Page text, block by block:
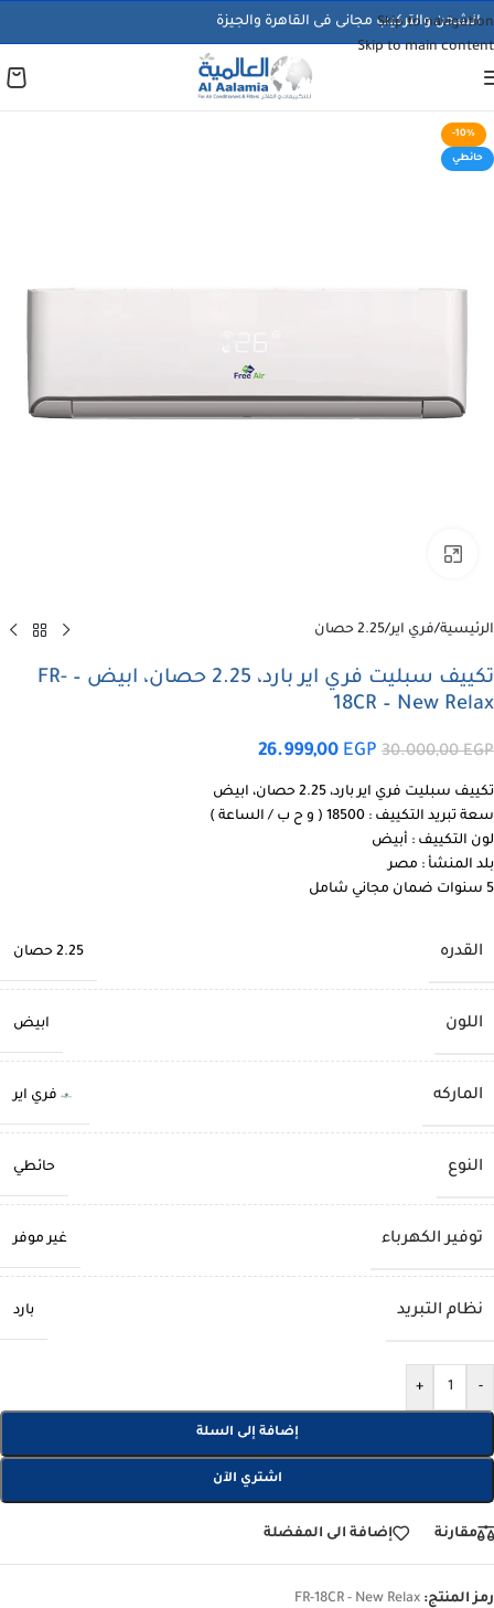
Skip to navigation
Skip to main content
الشحن والتركيب مجانى فى القاهرة والجيزة
-10%
حائطي
الرئيسية/فري اير/2.25 حصان
تكييف سبليت فري اير بارد، 2.25 حصان، ابيض – FR-
18CR – New Relax
30.000,00EGP
26.999,00 EGP
تكييف سبليت فري اير بارد، 2.25 حصان، ابيض
سعة تبريد التكييف : 18500 ( و ح ب / الساعة )
لون التكييف : أبيض
بلد المنشأ : مصر
5 سنوات ضمان مجاني شامل
القدره 2.25 حصان
اللون ابيض
الماركه فري اير
النوع حائطي
توفير الكهرباء غير موفر
نظام التبريد بارد
-
+
إضافة إلى السلة
اشتري الآن
مقارنة إضافة الى المفضلة
رمز المنتج: FR-18CR - New Relax